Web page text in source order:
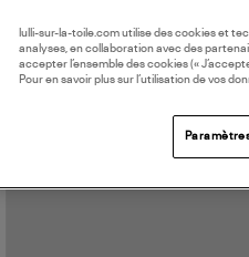
lulli-sur-la-toile.com utilise des cookies et
analyses, en collaboration avec des
accepter l’ensemble des cookies («
Pour en savoir plus sur l’utilisation de vos